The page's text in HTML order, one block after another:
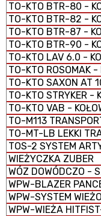
TO-KTO BTR-80 -
TO-KTO BTR-82 -
TO-KTO BTR-87 -
TO-KTO BTR-90 -
TO-KTO LAV 6.0 -
TO-KTO ROSOMAK -
TO-KTO SAXON AT
TO-KTO STRYKER -
TO-KTO VAB -
TO-M113
TO-MT-LB LEKKI
TOS-2 SYSTEM
WIEŻYCZKA ZUBER
WÓZ DOWÓDCZO -
WPW-BLAZER
WPW-SYSTEM
WPW-WIEŻA